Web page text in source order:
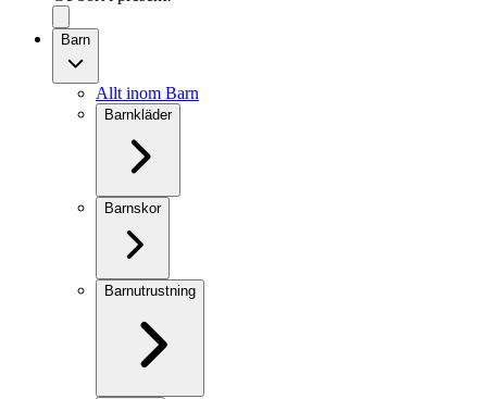
Barn
Allt inom Barn
Barnkläder
Barnskor
Barnutrustning